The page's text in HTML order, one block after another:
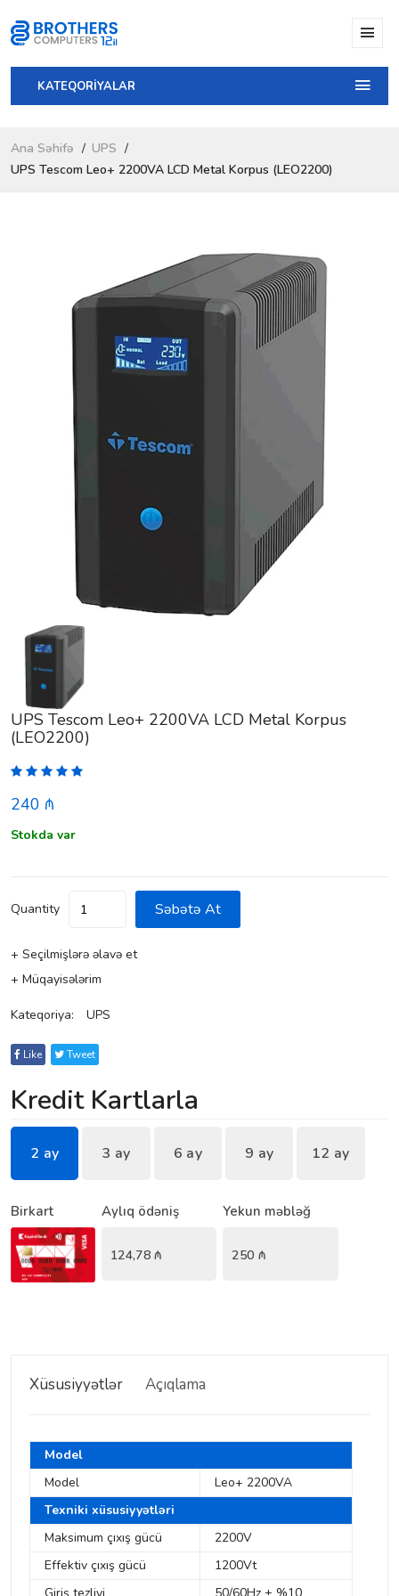
KATEQORİYALAR
Ana Səhifə
UPS
UPS Tescom Leo+ 2200VA LCD Metal Korpus (LEO2200)
UPS Tescom Leo+ 2200VA LCD Metal Korpus
(LEO2200)
240 ₼
Stokda var
Quantity Səbətə At
+ Seçilmişlərə əlavə et
+ Müqayisələrim
Kateqoriya: UPS
Like Tweet
Kredit Kartlarla
2 ay 3 ay 6 ay 9 ay 12 ay
Birkart Aylıq ödəniş
124,78₼
Yekun məbləğ
250 ₼
Xüsusiyyətlər Açıqlama
Model
Model
Leo+ 2200VA
Texniki xüsusiyyətləri
Maksimum çıxış gücü
2200V
Effektiv çıxış gücü
1200Vt